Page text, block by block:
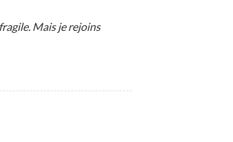
Mais je rejoins